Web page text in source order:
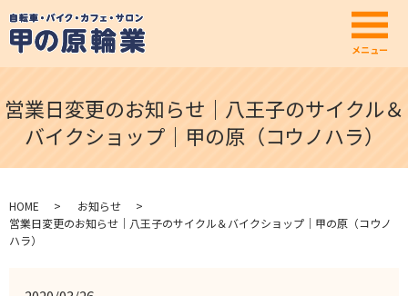
メ
メニュー
営業日変更のお知らせ｜八王子のサイクル＆
バイクショップ｜甲の原（コウノハラ）
HOME
お知らせ
営業日変更のお知らせ｜八王子のサイクル＆バイクショップ｜甲の原（コウノ
ハラ）